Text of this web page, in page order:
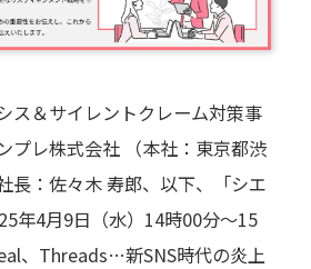
ス＆サイレントクレーム対策事
プレ株式会社 （本社：東京都渋
長：佐々木 寿郎、以下、「シエ
年4月9日（水）14時00分～15
、Threads…新SNS時代の炎上